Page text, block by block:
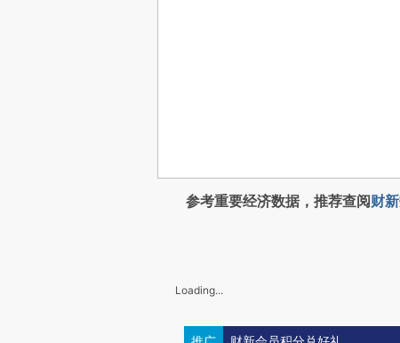
参考重要经济数据，推荐查阅财
Loading...